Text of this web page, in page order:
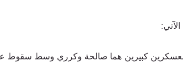
كبيرين هما صالحة وكرري وسط سقوط